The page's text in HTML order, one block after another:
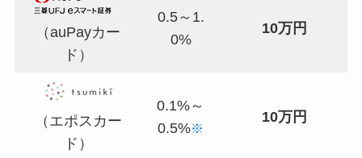
（auPayカー
ド）
0.5～1.
0%
10万円
（エポスカー
ド）
0.1%～
0.5%※
10万円